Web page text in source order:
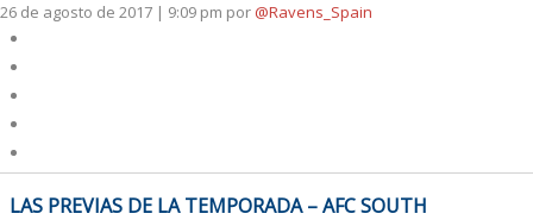
26 de agosto de 2017 | 9:09 pm por @Ravens_Spain
NAVEGACIÓN
LAS PREVIAS DE LA TEMPORADA – AFC SOUTH